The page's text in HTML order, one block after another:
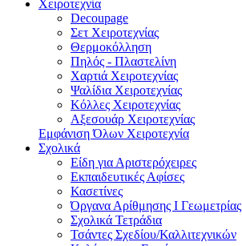
Χειροτεχνία
Decoupage
Σετ Χειροτεχνίας
Θερμοκόλληση
Πηλός - Πλαστελίνη
Χαρτιά Χειροτεχνίας
Ψαλίδια Χειροτεχνίας
Κόλλες Χειροτεχνίας
Αξεσουάρ Χειροτεχνίας
Εμφάνιση Όλων Χειροτεχνία
Σχολικά
Είδη για Αριστερόχειρες
Εκπαιδευτικές Αφίσες
Κασετίνες
Όργανα Αρίθμησης Ι Γεωμετρίας
Σχολικά Τετράδια
Τσάντες Σχεδίου/Καλλιτεχνικών